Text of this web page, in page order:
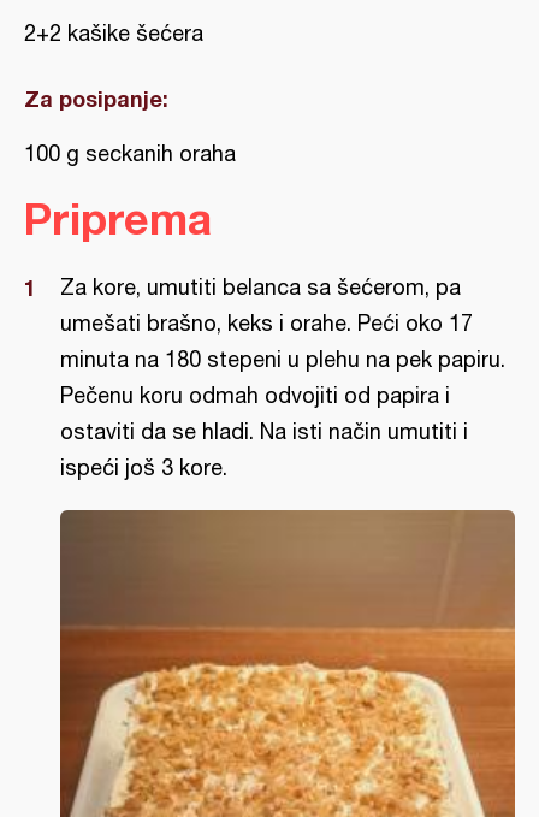
2+2 kašike šećera
Za posipanje:
100 g seckanih oraha
Priprema
Za kore, umutiti belanca sa šećerom, pa
umešati brašno, keks i orahe. Peći oko 17
minuta na 180 stepeni u plehu na pek papiru.
Pečenu koru odmah odvojiti od papira i
ostaviti da se hladi. Na isti način umutiti i
ispeći još 3 kore.